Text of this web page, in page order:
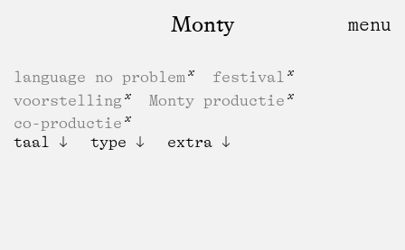
Monty
language no problem
festival
voorstelling
Monty productie
co-productie
taal
type extra